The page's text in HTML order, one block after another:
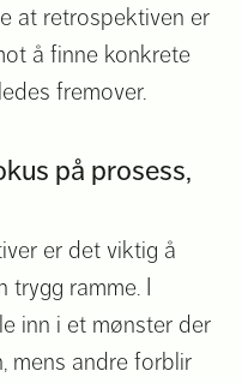
at retrospektiven er
å finne konkrete
fremover.
på prosess,
er det viktig å
trygg ramme. I
inn i et mønster der
mens andre forblir